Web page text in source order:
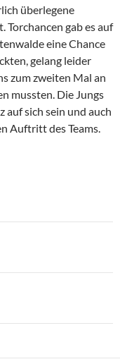
überlegene
gab es auf
eine Chance
gelang leider
zum zweiten Mal an
mussten. Die Jungs
auf sich sein und auch
Auftritt des Teams.